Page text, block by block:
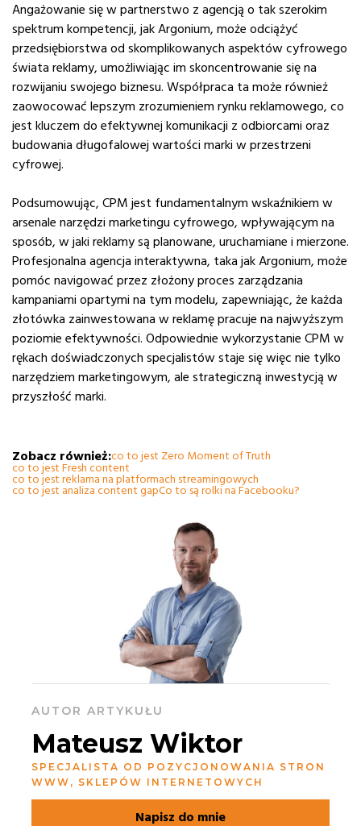
Angażowanie się w partnerstwo z agencją o tak szerokim
spektrum kompetencji, jak Argonium, może odciążyć
przedsiębiorstwa od skomplikowanych aspektów cyfrowego
świata reklamy, umożliwiając im skoncentrowanie się na
rozwijaniu swojego biznesu. Współpraca ta może również
zaowocować lepszym zrozumieniem rynku reklamowego, co
jest kluczem do efektywnej komunikacji z odbiorcami oraz
budowania długofalowej wartości marki w przestrzeni
cyfrowej.
Podsumowując, CPM jest fundamentalnym wskaźnikiem w
arsenale narzędzi marketingu cyfrowego, wpływającym na
sposób, w jaki reklamy są planowane, uruchamiane i mierzone.
Profesjonalna agencja interaktywna, taka jak Argonium, może
pomóc navigować przez złożony proces zarządzania
kampaniami opartymi na tym modelu, zapewniając, że każda
złotówka zainwestowana w reklamę pracuje na najwyższym
poziomie efektywności. Odpowiednie wykorzystanie CPM w
rękach doświadczonych specjalistów staje się więc nie tylko
narzędziem marketingowym, ale strategiczną inwestycją w
przyszłość marki.
Zobacz również:co to jest Zero Moment of Truth
co to jest Fresh content
co to jest reklama na platformach streamingowych
co to jest analiza content gapCo to są rolki na Facebooku?
AUTOR ARTYKUŁU
Mateusz Wiktor
SPECJALISTA OD POZYCJONOWANIA STRON
WWW, SKLEPÓW INTERNETOWYCH
Napisz do mnie